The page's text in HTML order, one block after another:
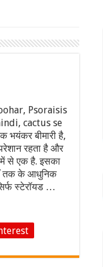
Psoraisis
cactus se
भयंकर बीमारी है,
रहता है और
से एक है. इसका
तक के आधुनिक
स्टेरॉयड …